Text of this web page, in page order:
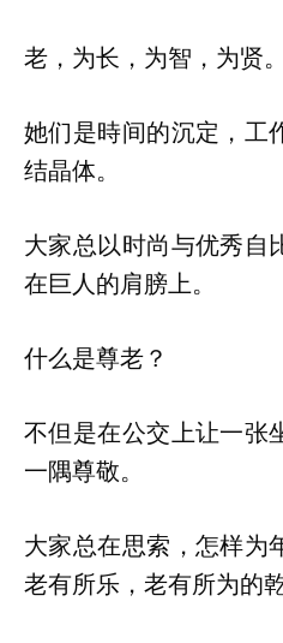
老，为长，为智，为贤。
她们是時间的沉定，工
结晶体。
大家总以时尚与优秀自
在巨人的肩膀上。
什么是尊老？
不但是在公交上让一张
一隅尊敬。
大家总在思索，怎样为
老有所乐，老有所为的乾